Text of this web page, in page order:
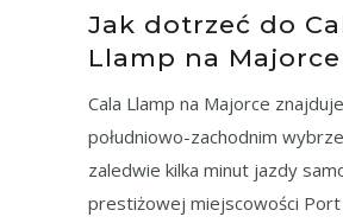
Jak dotrzeć do
Llamp na Majorce
Cala Llamp na Majorce
południowo-zachodnim
zaledwie kilka minut jazdy
prestiżowej miejscowości